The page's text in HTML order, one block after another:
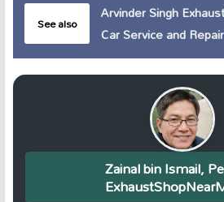
See also
Arvinder Singh Exhaust
Car Service and Repair
Zainal bin Ismail,